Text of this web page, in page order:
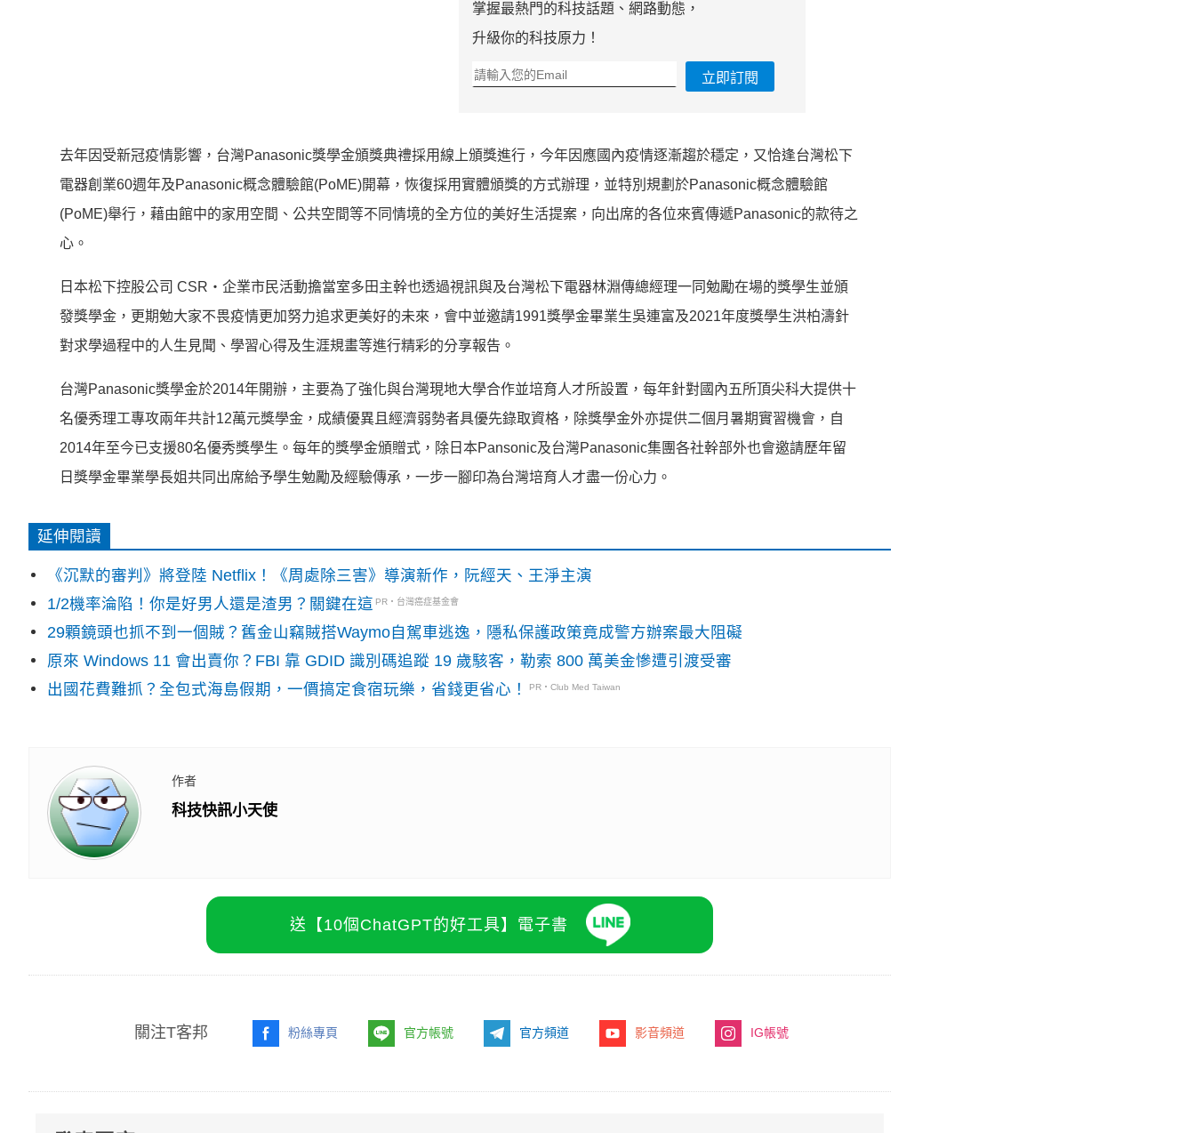
掌握最熱門的科技話題、網路動態，
升級你的科技原力！
立即訂閱
去年因受新冠疫情影響，台灣Panasonic獎學金頒獎典禮採用線上頒獎進行，今年因應國內疫情逐漸趨於穩定，又恰逢台灣松下
電器創業60週年及Panasonic概念體驗館(PoME)開幕，恢復採用實體頒獎的方式辦理，並特別規劃於Panasonic概念體驗館
(PoME)舉行，藉由館中的家用空間、公共空間等不同情境的全方位的美好生活提案，向出席的各位來賓傳遞Panasonic的款待之
心。
日本松下控股公司 CSR‧企業市民活動擔當室多田主幹也透過視訊與及台灣松下電器林淵傳總經理一同勉勵在場的獎學生並頒
發獎學金，更期勉大家不畏疫情更加努力追求更美好的未來，會中並邀請1991獎學金畢業生吳連富及2021年度獎學生洪柏濤針
對求學過程中的人生見聞、學習心得及生涯規畫等進行精彩的分享報告。
台灣Panasonic獎學金於2014年開辦，主要為了強化與台灣現地大學合作並培育人才所設置，每年針對國內五所頂尖科大提供十
名優秀理工專攻兩年共計12萬元獎學金，成績優異且經濟弱勢者具優先錄取資格，除獎學金外亦提供二個月暑期實習機會，自
2014年至今已支援80名優秀獎學生。每年的獎學金頒贈式，除日本Pansonic及台灣Panasonic集團各社幹部外也會邀請歷年留
日獎學金畢業學長姐共同出席給予學生勉勵及經驗傳承，一步一腳印為台灣培育人才盡一份心力。
延伸閱讀
《沉默的審判》將登陸 Netflix！《周處除三害》導演新作，阮經天、王淨主演
1/2機率淪陷！你是好男人還是渣男？關鍵在這 PR・台灣癌症基金會
29顆鏡頭也抓不到一個賊？舊金山竊賊搭Waymo自駕車逃逸，隱私保護政策竟成警方辦案最大阻礙
原來 Windows 11 會出賣你？FBI 靠 GDID 識別碼追蹤 19 歲駭客，勒索 800 萬美金慘遭引渡受審
出國花費難抓？全包式海島假期，一價搞定食宿玩樂，省錢更省心！
PR・Club Med Taiwan
作者
科技快訊小天使
送【10個ChatGPT的好工具】電子書
關注T客邦 粉絲專頁 官方帳號 官方頻道 影音頻道 IG帳號